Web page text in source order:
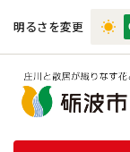
明るさを変更